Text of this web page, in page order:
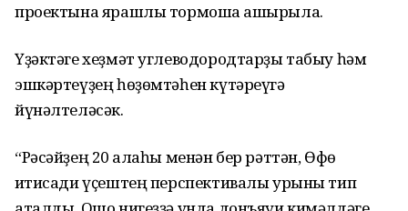
проектына ярашлы тормошҡа ашырыла.
Үҙәктәге хеҙмәт углеводородтарҙы табыу һәм
эшкәртеүҙең һөҙөмтәһен күтәреүгә
йүнәлтеләсәк.
“Рәсәйҙең 20 ҡалаһы менән бер рәттән, Өфө
иҡтисади үҫештең перспективалы урыны тип